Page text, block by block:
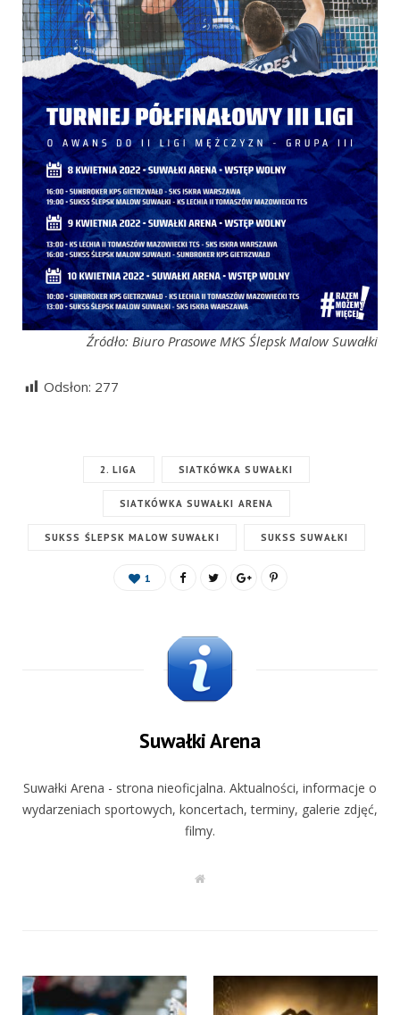
Źródło: Biuro Prasowe MKS Ślepsk Malow Suwałki
Odsłon: 277
2. LIGA SIATKÓWKA SUWAŁKI
SIATKÓWKA SUWAŁKI ARENA
SUKSS ŚLEPSK MALOW SUWAŁKI SUKSS SUWAŁKI
1
Suwałki Arena
Suwałki Arena - strona nieoficjalna. Aktualności, informacje o
wydarzeniach sportowych, koncertach, terminy, galerie zdjęć,
filmy.
W